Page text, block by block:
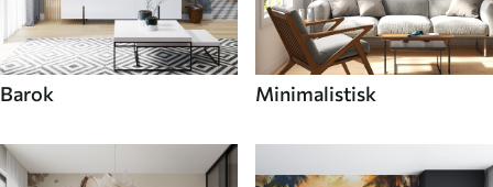
Barok Minimalistisk